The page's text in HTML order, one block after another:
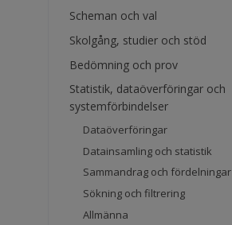
Scheman och val
Skolgång, studier och stöd
Bedömning och prov
Statistik, dataöverföringar och
systemförbindelser
Dataöverföringar
Datainsamling och statistik
Sammandrag och fördelningar
Sökning och filtrering
Allmänna